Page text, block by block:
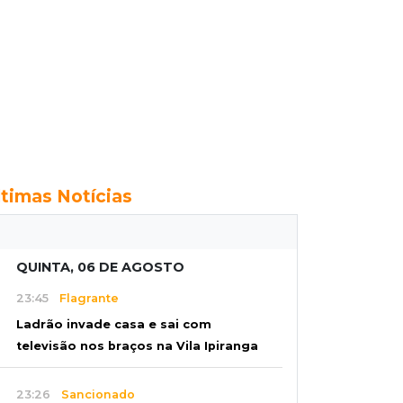
Notícias
QUINTA, 06 DE AGOSTO
23:45 Flagrante
Ladrão invade casa e sai com
televisão nos braços na Vila Ipiranga
23:26 Sancionado